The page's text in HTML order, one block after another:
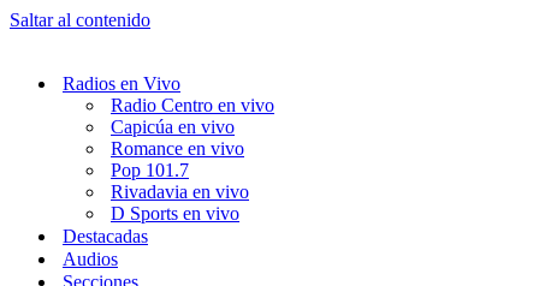
Saltar al contenido
Radios en Vivo
Radio Centro en vivo
Capicúa en vivo
Romance en vivo
Pop 101.7
Rivadavia en vivo
D Sports en vivo
Destacadas
Audios
Secciones